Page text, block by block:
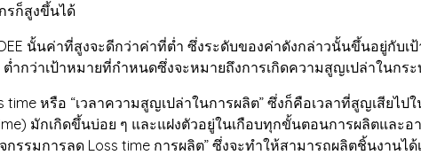
รก็สูงขึ้นได้
ค่าที่สูงจะดีกว่าค่าที่ต่ำ ซึ่งระดับของค่าดังกล่าวนั้นขึ้นอยู่กับเป้า
ต่ำกว่าเป้าหมายที่กำหนดซึ่งจะหมายถึงการเกิดความสูญเปล่าในกร
รือ “เวลาความสูญเปล่าในการผลิต” ซึ่งก็คือเวลาที่สูญเสียไปใ
มักเกิดขึ้นบ่อย ๆ และแฝงตัวอยู่ในเกือบทุกขั้นตอนการผลิตและ
จกรรมการลด Loss time การผลิต” ซึ่งจะทำให้สามารถผลิตชิ้นงา